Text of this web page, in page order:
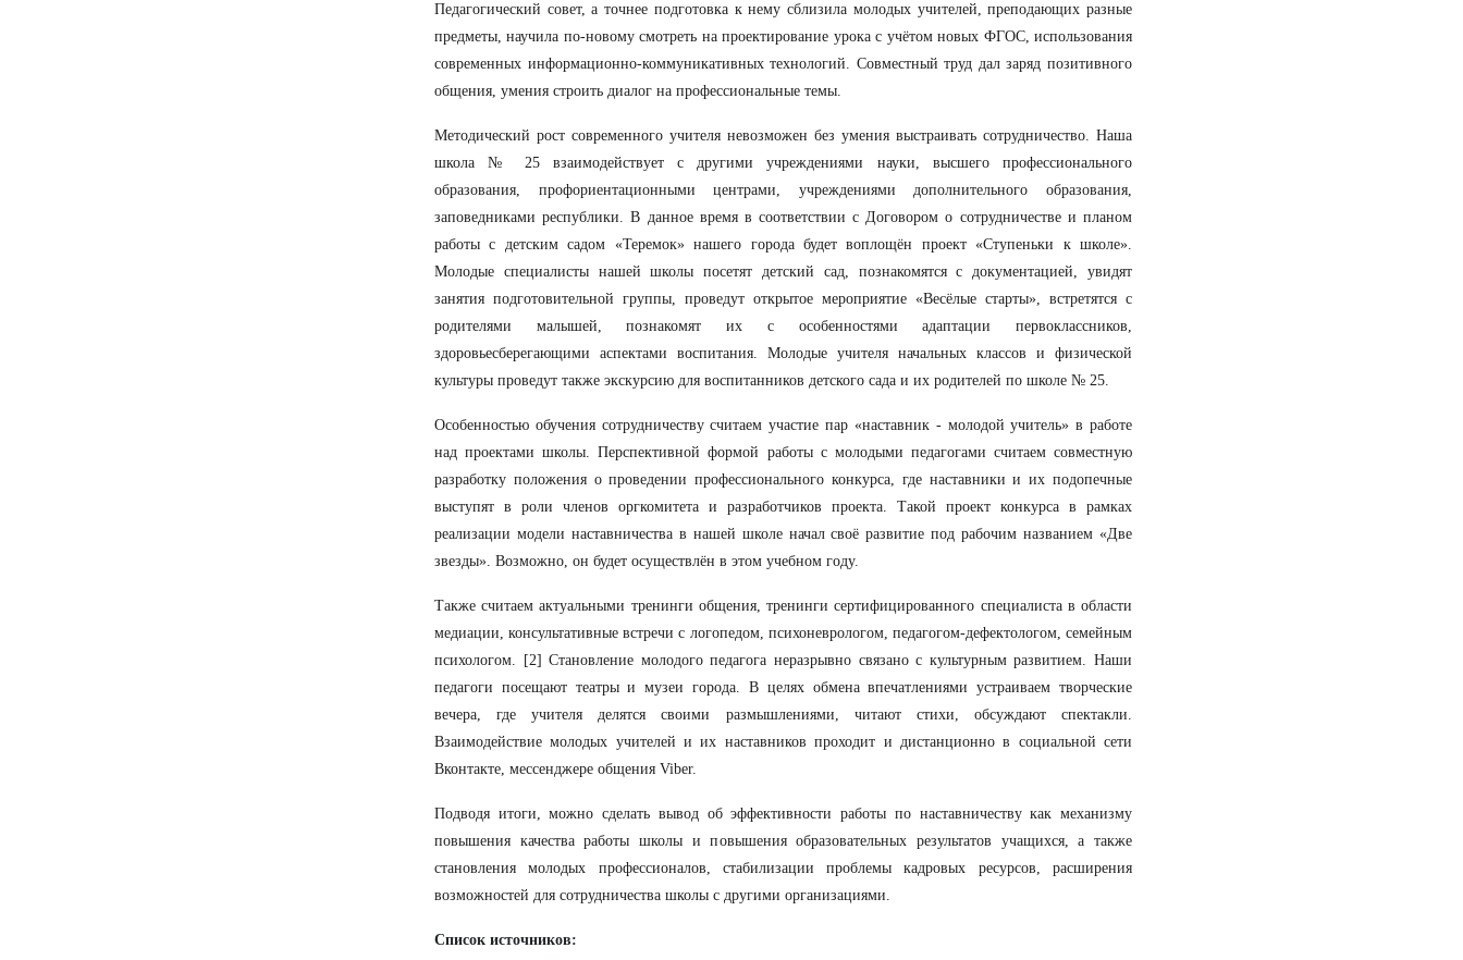
Педагогический совет, а точнее подготовка к нему сблизила молодых учителей, преподающих разные
предметы, научила по-новому смотреть на проектирование урока с учётом новых ФГОС, использования
современных информационно-коммуникативных технологий. Совместный труд дал заряд позитивного
общения, умения строить диалог на профессиональные темы.
Методический рост современного учителя невозможен без умения выстраивать сотрудничество. Наша
школа № 25 взаимодействует с другими учреждениями науки, высшего профессионального
образования, профориентационными центрами, учреждениями дополнительного образования,
заповедниками республики. В данное время в соответствии с Договором о сотрудничестве и планом
работы с детским садом «Теремок» нашего города будет воплощён проект «Ступеньки к школе».
Молодые специалисты нашей школы посетят детский сад, познакомятся с документацией, увидят
занятия подготовительной группы, проведут открытое мероприятие «Весёлые старты», встретятся с
родителями малышей, познакомят их с особенностями адаптации первоклассников,
здоровьесберегающими аспектами воспитания. Молодые учителя начальных классов и физической
культуры проведут также экскурсию для воспитанников детского сада и их родителей по школе № 25.
Особенностью обучения сотрудничеству считаем участие пар «наставник - молодой учитель» в работе
над проектами школы. Перспективной формой работы с молодыми педагогами считаем совместную
разработку положения о проведении профессионального конкурса, где наставники и их подопечные
выступят в роли членов оргкомитета и разработчиков проекта. Такой проект конкурса в рамках
реализации модели наставничества в нашей школе начал своё развитие под рабочим названием «Две
звезды». Возможно, он будет осуществлён в этом учебном году.
Также считаем актуальными тренинги общения, тренинги сертифицированного специалиста в области
медиации, консультативные встречи с логопедом, психоневрологом, педагогом-дефектологом, семейным
психологом. [2] Становление молодого педагога неразрывно связано с культурным развитием. Наши
педагоги посещают театры и музеи города. В целях обмена впечатлениями устраиваем творческие
вечера, где учителя делятся своими размышлениями, читают стихи, обсуждают спектакли.
Взаимодействие молодых учителей и их наставников проходит и дистанционно в социальной сети
Вконтакте, мессенджере общения Viber.
Подводя итоги, можно сделать вывод об эффективности работы по наставничеству как механизму
повышения качества работы школы и повышения образовательных результатов учащихся, а также
становления молодых профессионалов, стабилизации проблемы кадровых ресурсов, расширения
возможностей для сотрудничества школы с другими организациями.
Список источников: